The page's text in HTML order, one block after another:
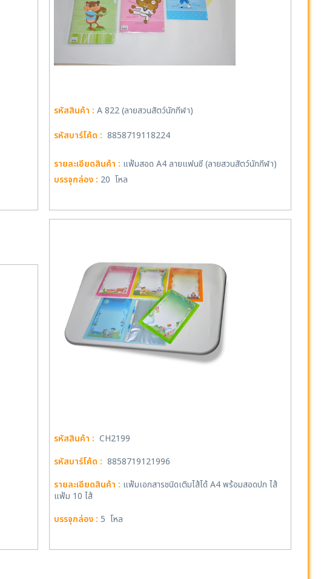
รหัสสินค้า : A 822 (ลายสวนสัตว์นักกีฬา)
รหัสบาร์โค้ด : 8858719118224
รายละเอียดสินค้า : แฟ้มสอด A4 ลายแฟนซี (ลายสวนสัตว์นักกีฬา)
บรรจุกล่อง : 20 โหล
รหัสสินค้า : CH2199
รหัสบาร์โค้ด : 8858719121996
รายละเอียดสินค้า : แฟ้มเอกสารชนิดเติมไส้ได้ A4 พร้อมสอดปก ไส้
แฟ้ม 10 ไส้
บรรจุกล่อง : 5 โหล